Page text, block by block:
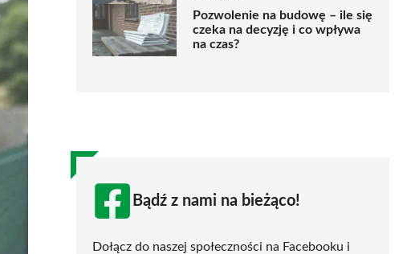
Pozwolenie na budowę – ile się
czeka na decyzję i co wpływa
na czas?
Bądź z nami na bieżąco!
Dołącz do naszej społeczności na Facebooku i